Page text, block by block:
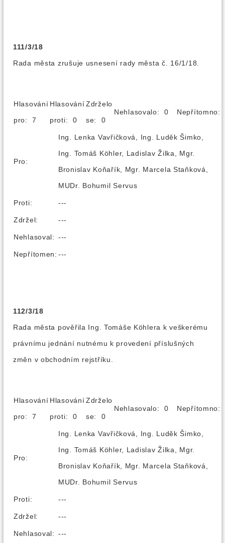
111/3/18
Rada města zrušuje usnesení rady města č. 16/1/18.
Hlasování
pro: 7
Hlasování
proti: 0
Zdrželo
se: 0
Nehlasovalo: 0
Pro:
Ing. Lenka Vavřičková, Ing. Luděk Šimko,
Ing. Tomáš Köhler, Ladislav Žilka, Mgr.
Bronislav Koňařík, Mgr. Marcela Staňková,
MUDr. Bohumil Servus
Proti: ---
Zdržel: ---
Nehlasoval: ---
Nepřítomen: ---
112/3/18
Rada města pověřila Ing. Tomáše Köhlera k veškerému
právnímu jednání nutnému k provedení příslušných
změn v obchodním rejstříku.
Hlasování
pro: 7
Hlasování
proti: 0
Zdrželo
se: 0
Nehlasovalo: 0
Pro:
Ing. Lenka Vavřičková, Ing. Luděk Šimko,
Ing. Tomáš Köhler, Ladislav Žilka, Mgr.
Bronislav Koňařík, Mgr. Marcela Staňková,
MUDr. Bohumil Servus
Proti: ---
Zdržel: ---
Nehlasoval: ---